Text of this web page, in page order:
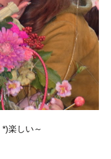
楽しい～